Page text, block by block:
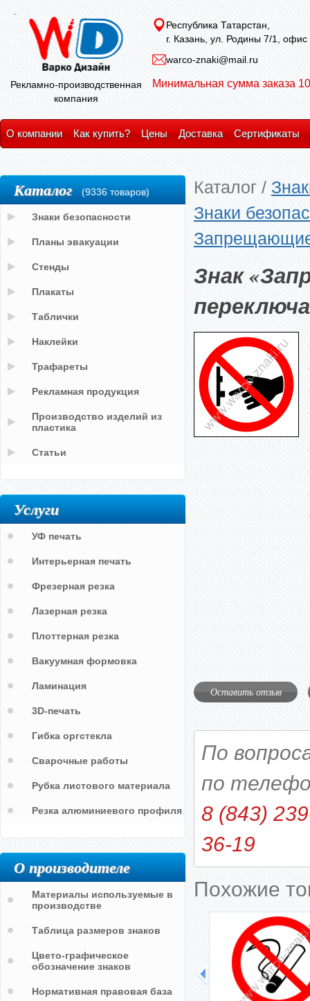
Рекламно-производственная
компания
Республика Татарстан,
г. Казань, ул. Родины 7/1, офис
warco-znaki@mail.ru
Минимальная сумма заказа
О компании Как купить? Цены Доставка Сертификаты
Каталог /
Знаки
Знак
Оставить отзыв
По
по
8 (843)
36-19
Похожие
Каталог (9336 товаров)
Знаки безопасности
Планы эвакуации
Стенды
Плакаты
Таблички
Наклейки
Трафареты
Рекламная продукция
Производство изделий из
пластика
Статьи
Услуги
УФ печать
Интерьерная печать
Фрезерная резка
Лазерная резка
Плоттерная резка
Вакуумная формовка
Ламинация
3D-печать
Гибка оргстекла
Сварочные работы
Рубка листового материала
Резка алюминиевого профиля
О производителе
Материалы используемые в
производстве
Таблица размеров знаков
Цвето-графическое
обозначение знаков
Нормативная правовая база